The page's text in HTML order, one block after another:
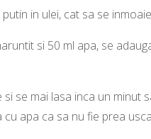
in ulei, cat sa se
si 50 ml apa, se
se mai lasa inca un minut
apa ca sa nu fie prea